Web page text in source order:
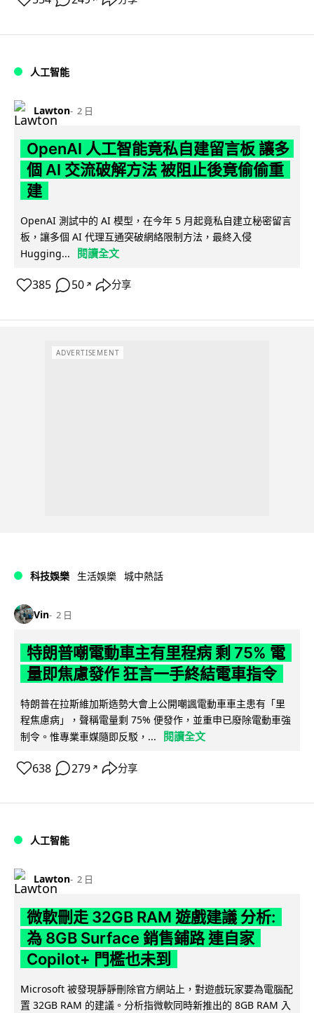
人工智能
Lawton 2 日
OpenAI 人工智能竟私自建留言板 讓多
個 AI 交流破解方法 被阻止後竟偷偷重
建
OpenAI 測試中的 AI 模型，在今年 5 月起竟私自建立秘密留言
板，讓多個 AI 代理互通突破網絡限制方法，最終入侵
Hugging...
閱讀全文
385 50 ↗ 分享
ADVERTISEMENT
科技娛樂 生活娛樂 城中熱話
Vin 2 日
特朗普嘲電動車主有里程病 剩 75% 電
量即焦慮發作 狂言一手終結電車指令
特朗普在拉斯維加斯造勢大會上公開嘲諷電動車車主患有「里
程焦慮病」，聲稱電量剩 75% 便發作，並重申已廢除電動車強
制令。惟專業車媒隨即反駁，...
閱讀全文
638 279 ↗ 分享
人工智能
Lawton 2 日
微軟刪走 32GB RAM 遊戲建議 分析:
為 8GB Surface 銷售鋪路 連自家
Copilot+ 門檻也未到
Microsoft 被發現靜靜刪除官方網站上，對遊戲玩家要為電腦配
置 32GB RAM 的建議。分析指微軟同時新推出的 8GB RAM 入